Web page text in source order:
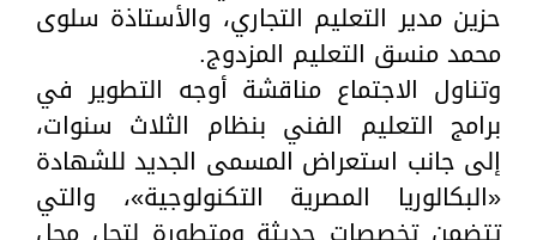
حزين مدير التعليم التجاري، والأستاذة سلوى
محمد منسق التعليم المزدوج.
وتناول الاجتماع مناقشة أوجه التطوير في
برامج التعليم الفني بنظام الثلاث سنوات،
إلى جانب استعراض المسمى الجديد للشهادة
«البكالوريا المصرية التكنولوجية»، والتي